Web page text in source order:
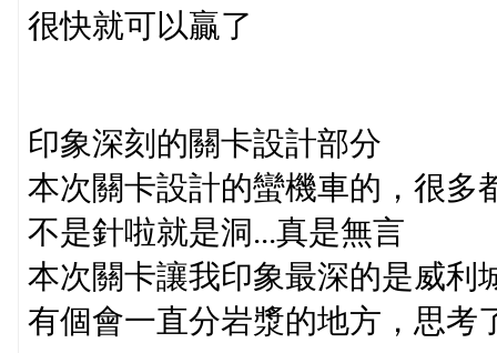
很快就可以贏了
印象深刻的關卡設計部分
本次關卡設計的蠻機車的，很多
不是針啦就是洞...真是無言
本次關卡讓我印象最深的是威利
有個會一直分岩漿的地方，思考